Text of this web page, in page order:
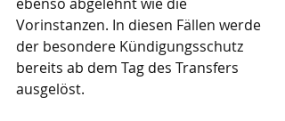
Vorinstanzen. In diesen Fällen werde
der besondere Kündigungsschutz
bereits ab dem Tag des Transfers
ausgelöst.